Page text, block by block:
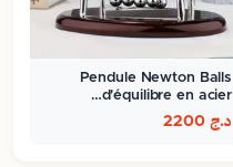
Pendule Newton Balls
d'équilibre en acier…
د.ج